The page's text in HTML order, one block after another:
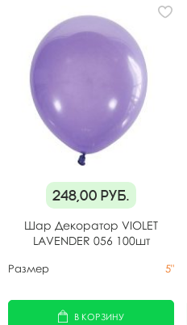
248,00 руб.
Шар Декоратор VIOLET
LAVENDER 056 100шт
Размер 5"
В КОРЗИНУ